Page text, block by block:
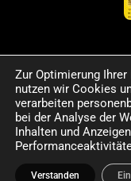
©2024 Happy
Preise und
Fehler sowie
vor, jederzeit
und
Zur Optimierung
nutzen wir Cookies
verarbeiten
bei der Analyse der
Inhalten und
Verstanden